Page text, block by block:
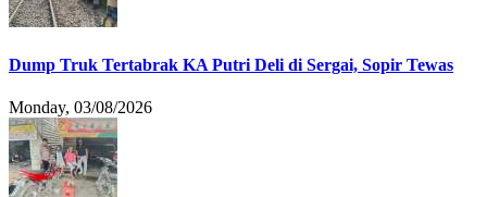
Dump Truk Tertabrak KA Putri Deli di Sergai, Sopir Tewas
Monday, 03/08/2026